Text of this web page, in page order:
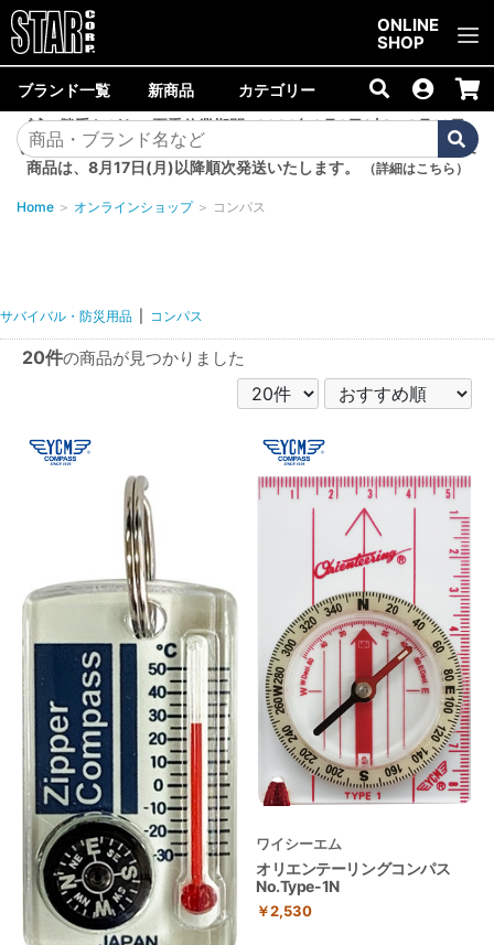
ONLINE
SHOP
ブランド一覧 新商品 カテゴリー
誠に勝手ながら、夏季休業期間<2026年8月8日(土)～8月16日
(日)>中は商品の発送を休止いたします。8月7日(金)以降のご注文
商品は、8月17日(月)以降順次発送いたします。
（詳細はこちら）
Home ＞ オンラインショップ ＞ コンパス
サバイバル・防災用品 コンパス
20件の商品が見つかりました
ワイシーエム
オリエンテーリングコンパス
No.Type-1N
￥2,530